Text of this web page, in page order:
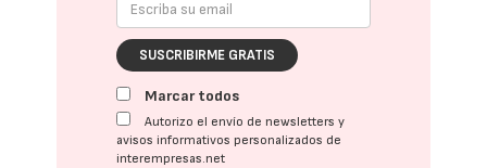
SUSCRIBIRME GRATIS
Marcar todos
Autorizo el envío de newsletters y
avisos informativos personalizados de
interempresas.net